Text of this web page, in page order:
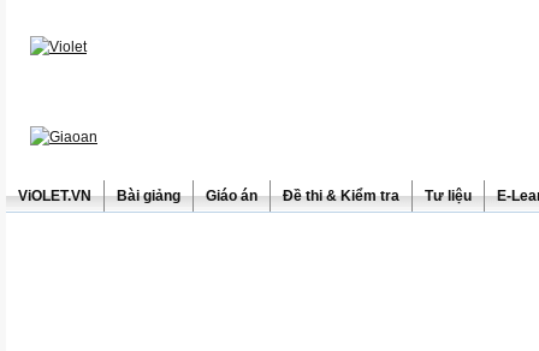
ViOLET.VN Bài giảng Giáo án Đề thi & Kiểm tra Tư liệu E-